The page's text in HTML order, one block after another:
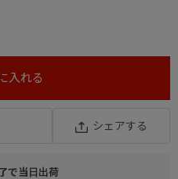
で当日出荷
シェアする